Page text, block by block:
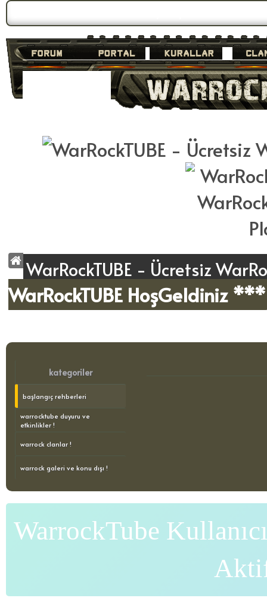
WarRockTUBE - Ücretsiz
WarRockTUBE HoşGeldiniz ***
kategoriler
başlangıç rehberleri
warrocktube duyuru ve
etkinlikler !
warrock clanlar !
warrock galeri ve konu dışı !
WarrockTube